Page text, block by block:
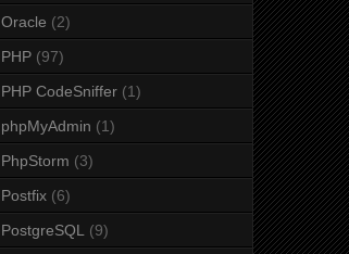
Oracle (2)
PHP (97)
PHP CodeSniffer (1)
phpMyAdmin (1)
PhpStorm (3)
Postfix (6)
PostgreSQL
(9)